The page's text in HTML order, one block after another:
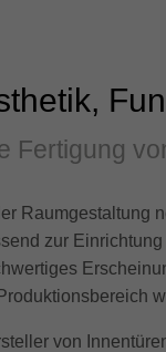
Fertigung
Raumgestaltung
zur
von